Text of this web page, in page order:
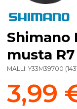
Shimano
musta
MALLI: Y33M39700 (
3,99